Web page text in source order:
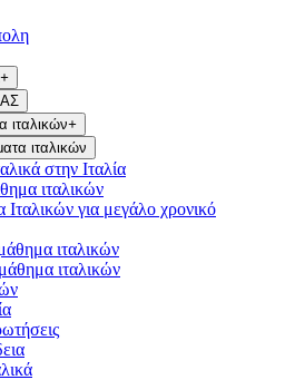
+
ιταλικών+
ιταλικών
στην Ιταλία
ιταλικών
για μεγάλο χρονικό
ιταλικών
ιταλικών